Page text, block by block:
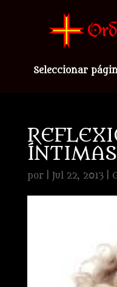
Seleccionar
ÍNTIMAS
por Jul 22, 2013|